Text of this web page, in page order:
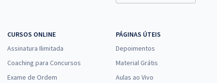
CURSOS ONLINE
Assinatura Ilimitada
Coaching para Concursos
Exame de Ordem
PÁGINAS ÚTEIS
Depoimentos
Material Grátis
Aulas ao Vivo